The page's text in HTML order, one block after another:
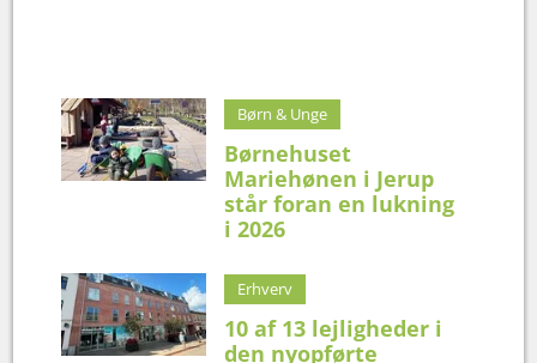
Børn & Unge
Børnehuset
Mariehønen i Jerup
står foran en lukning
i 2026
Erhverv
10 af 13 lejligheder i
den nyopførte